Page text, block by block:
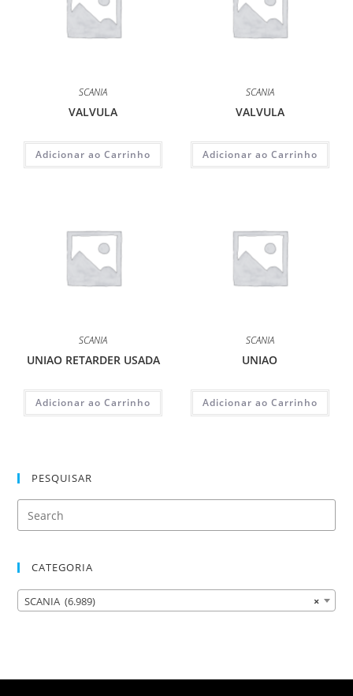
SCANIA
VALVULA
Adicionar ao Carrinho
SCANIA
VALVULA
Adicionar ao Carrinho
SCANIA
UNIAO RETARDER USADA
Adicionar ao Carrinho
SCANIA
UNIAO
Adicionar ao Carrinho
PESQUISAR
CATEGORIA
×
SCANIA (6.989)